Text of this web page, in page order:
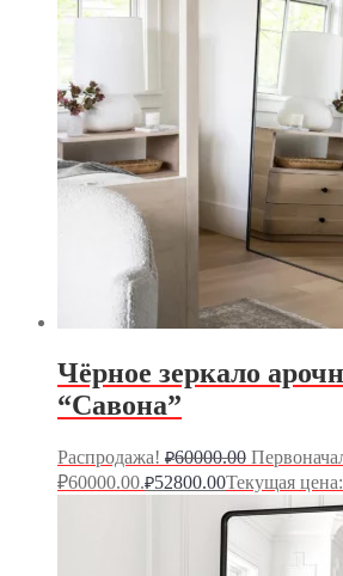
Чёрное зеркало
“Савона”
Распродажа! ₽60000.00
₽60000.00.₽52800.00Текущая